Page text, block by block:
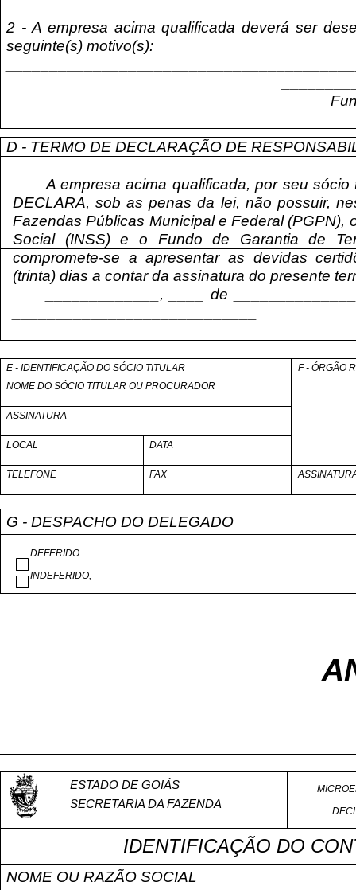
2 - A empresa acima qualificada deverá ser
seguinte(s) motivo(s):
D - TERMO DE DECLARAÇÃO DE
A empresa acima qualificada, por seu
DECLARA, sob as penas da lei, não possuir,
Fazendas Públicas Municipal e Federal (PGPN),
Social (INSS) e o Fundo de Garantia de
compromete-se a apresentar as devidas
(trinta) dias a contar da assinatura do presente
_____________, ____ de
E - IDENTIFICAÇÃO DO SÓCIO TITULAR
F - ÓRGÃO
NOME DO SÓCIO TITULAR OU PROCURADOR
ASSINATURA
LOCAL DATA
TELEFONE FAX
G - DESPACHO DO DELEGADO
DEFERIDO
INDEFERIDO, ____________________________________________
ESTADO DE GOIÁS
SECRETARIA DA FAZENDA
IDENTIFICAÇÃO DO
NOME OU RAZÃO SOCIAL